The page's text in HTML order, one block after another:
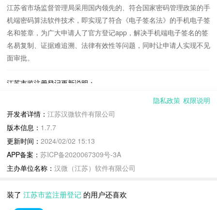
江苏省市场监督管理局采用国内领先的、符合国家密码管理政策的手
机端密码算法软件技术，即实现了符合《电子签名法》的手机电子签
名和签章，为广大申请人了官方登记app，解决手机端电子签名的签
名易复制、证据难追溯、法律有效性等问题，同时让申请人实现不见
面审批。
江苏市监注册登记更新说明：
江苏市监注册登记1.7.7 下载安装说明：
下载江苏市监注册登记到手机上面的方法有很多。 安卓系统的手机
可以在豌豆荚或者PP助手等手机助手里面一键下载安装！也可以通
过电脑端用手机扫描江苏市监注册登记下载的二维码获取下载链接！
页怎么下载最新江苏市监注册登记1.7.7
隐私政策 权限说明
开发者详情： 江苏汉微软件有限公司
版本信息： 1.7.7
更新时间： 2024/02/02 15:13
APP备案： 苏ICP备2020067309号-3A
主办单位名称： 汉微（江苏）软件有限公司
装了 江苏市监注册登记 的用户还喜欢